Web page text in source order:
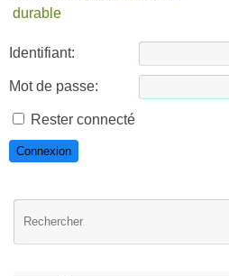
durable
Identifiant:
Mot de passe:
Rester connecté
Connexion